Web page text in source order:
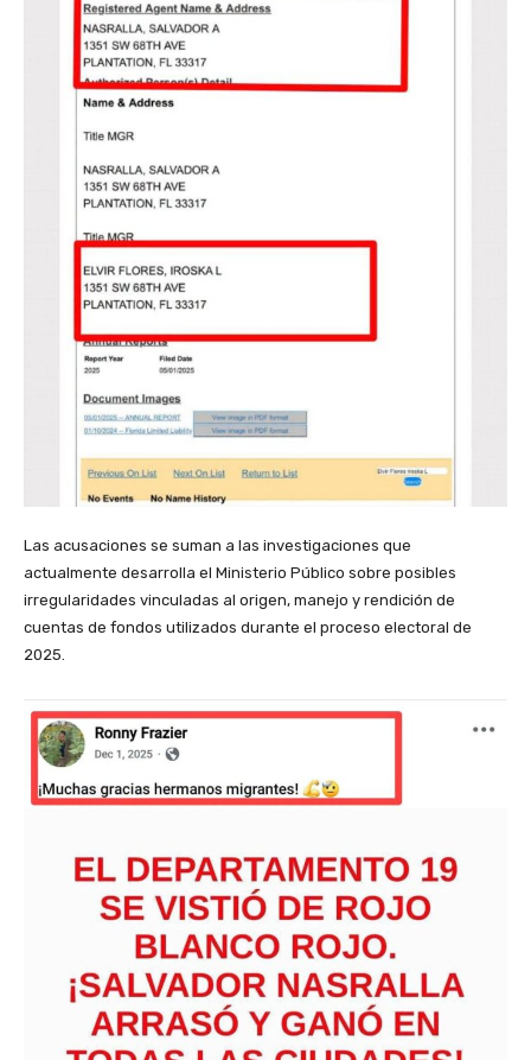
Las acusaciones se suman a las investigaciones que
actualmente desarrolla el Ministerio Público sobre posibles
irregularidades vinculadas al origen, manejo y rendición de
cuentas de fondos utilizados durante el proceso electoral de
2025.